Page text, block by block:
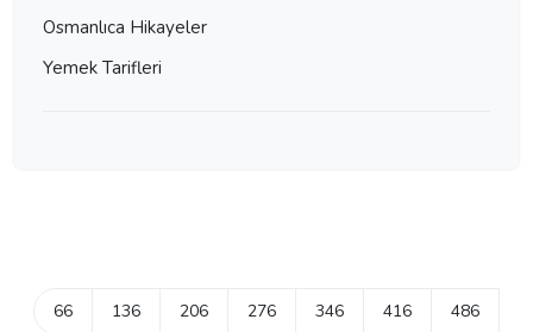
Osmanlıca Hikayeler
Yemek Tarifleri
66 136 206 276 346 416 486